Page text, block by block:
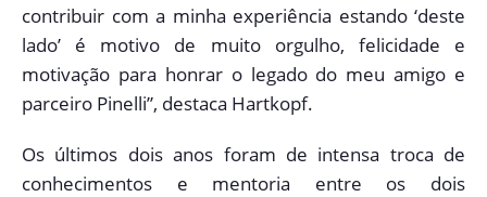
contribuir com a minha experiência estando ‘deste
lado’ é motivo de muito orgulho, felicidade e
motivação para honrar o legado do meu amigo e
parceiro Pinelli”, destaca Hartkopf.
Os últimos dois anos foram de intensa troca de
conhecimentos e mentoria entre os dois